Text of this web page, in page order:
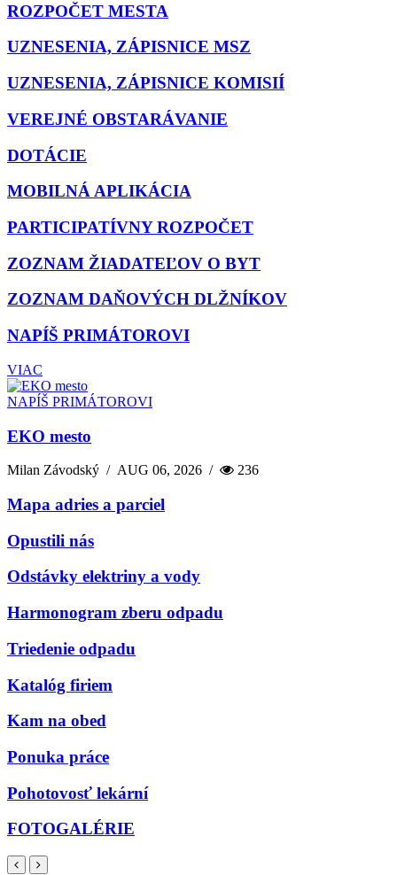
ROZPOČET MESTA
UZNESENIA, ZÁPISNICE MSZ
UZNESENIA, ZÁPISNICE KOMISIÍ
VEREJNÉ OBSTARÁVANIE
DOTÁCIE
MOBILNÁ APLIKÁCIA
PARTICIPATÍVNY ROZPOČET
ZOZNAM ŽIADATEĽOV O BYT
ZOZNAM DAŇOVÝCH DLŽNÍKOV
NAPÍŠ PRIMÁTOROVI
VIAC
NAPÍŠ PRIMÁTOROVI
EKO mesto
Milan Závodský /AUG 06, 2026 / 236
Mapa adries a parciel
Opustili nás
Odstávky elektriny a vody
Harmonogram zberu odpadu
Triedenie odpadu
Katalóg firiem
Kam na obed
Ponuka práce
Pohotovosť lekární
FOTOGALÉRIE